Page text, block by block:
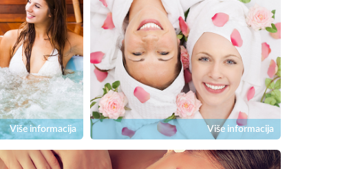
Više informacija Više informacija